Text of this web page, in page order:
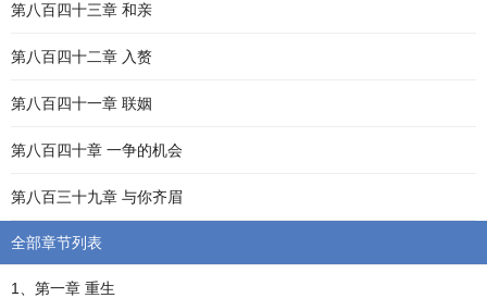
第八百四十三章 和亲
第八百四十二章 入赘
第八百四十一章 联姻
第八百四十章 一争的机会
第八百三十九章 与你齐眉
全部章节列表
1、第一章 重生